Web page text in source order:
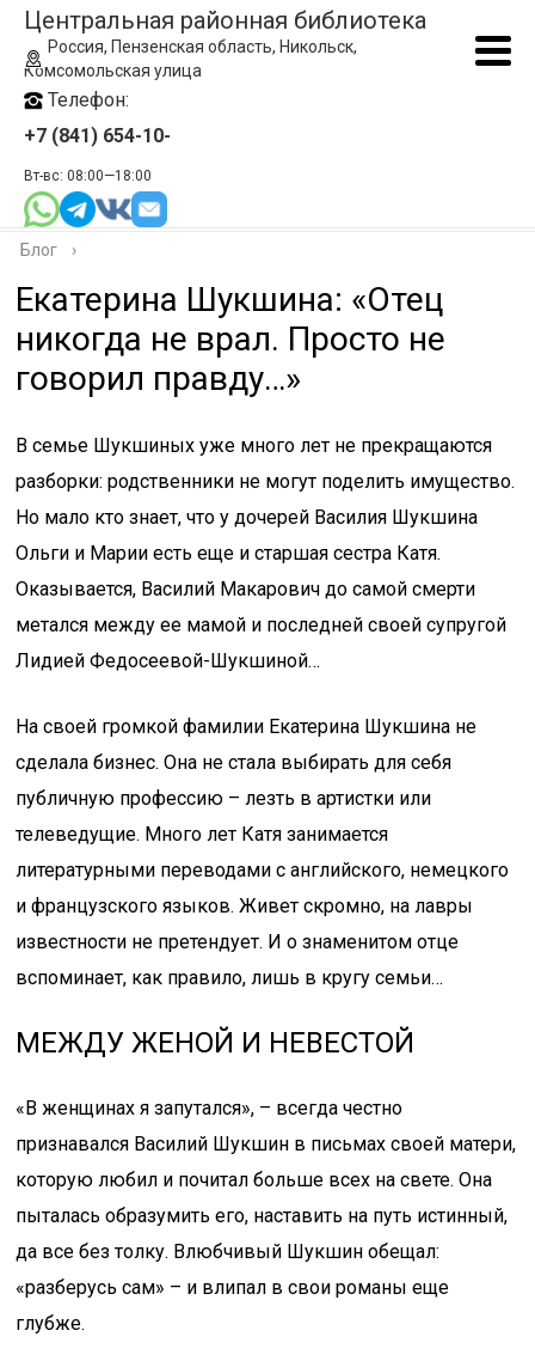
Центральная районная библиотека
Россия, Пензенская область, Никольск,
Комсомольская улица
Телефон:
+7 (841) 654-10-
Вт-вс: 08:00—18:00
Блог ›
Екатерина Шукшина: «Отец
никогда не врал. Просто не
говорил правду…»
В семье Шукшиных уже много лет не прекращаются
разборки: родственники не могут поделить имущество.
Но мало кто знает, что у дочерей Василия Шукшина
Ольги и Марии есть еще и старшая сестра Катя.
Оказывается, Василий Макарович до самой смерти
метался между ее мамой и последней своей супругой
Лидией Федосеевой-Шукшиной…
На своей громкой фамилии Екатерина Шукшина не
сделала бизнес. Она не стала выбирать для себя
публичную профессию – лезть в артистки или
телеведущие. Много лет Катя занимается
литературными переводами с английского, немецкого
и французского языков. Живет скромно, на лавры
известности не претендует. И о знаменитом отце
вспоминает, как правило, лишь в кругу семьи…
МЕЖДУ ЖЕНОЙ И НЕВЕСТОЙ
«В женщинах я запутался», – всегда честно
признавался Василий Шукшин в письмах своей матери,
которую любил и почитал больше всех на свете. Она
пыталась образумить его, наставить на путь истинный,
да все без толку. Влюбчивый Шукшин обещал:
«разберусь сам» – и влипал в свои романы еще
глубже.